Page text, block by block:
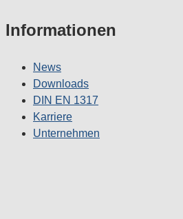
Informationen
News
Downloads
DIN EN 1317
Karriere
Unternehmen